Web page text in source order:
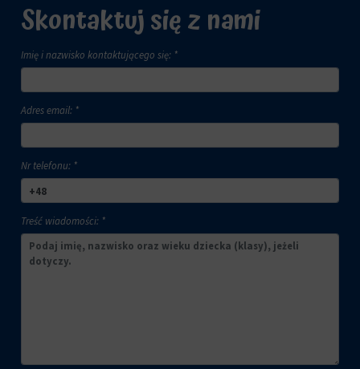
Skontaktuj się z nami
Imię i nazwisko kontaktującego się: *
Adres email: *
Nr telefonu: *
Treść wiadomości: *